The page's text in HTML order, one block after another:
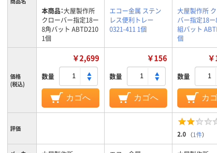
本商品：大屋製作所
クローバー指定18ー
8角バット ABTD210
1個
エコー金属 ステン
レス便利トレー
0321-411 1個
大屋製作所
バー指定18
組バット
個
価格
(税込)
￥2,699
数量
カゴへ
￥156
数量
カゴへ
数量
カ
評価
2.0 （1件）